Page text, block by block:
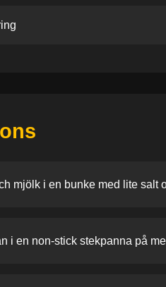
mjölk i en bunke med lite salt
i en non-stick stekpanna på